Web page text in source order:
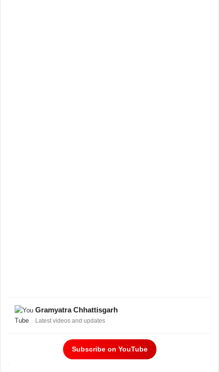
Gramyatra Chhattisgarh
Latest videos and updates
Subscribe on YouTube